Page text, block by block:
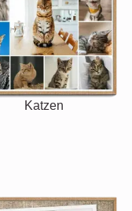
Katzen